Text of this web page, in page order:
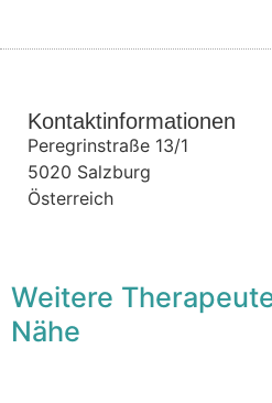
Kontaktinformationen
Peregrinstraße 13/1
5020 Salzburg
Österreich
Weitere
Nähe